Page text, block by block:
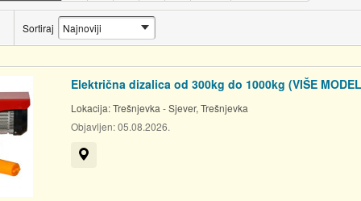
i povrata odnosno
a Kupac robe je
obrazac za narudžbu
putem e-maila,
internet
Sortiraj
Električna dizalica od 300kg do 1000kg (VIŠE
Lokacija:Trešnjevka - Sjever, Trešnjevka
Objavljen:05.08.2026.